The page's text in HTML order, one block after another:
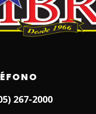
267-2000